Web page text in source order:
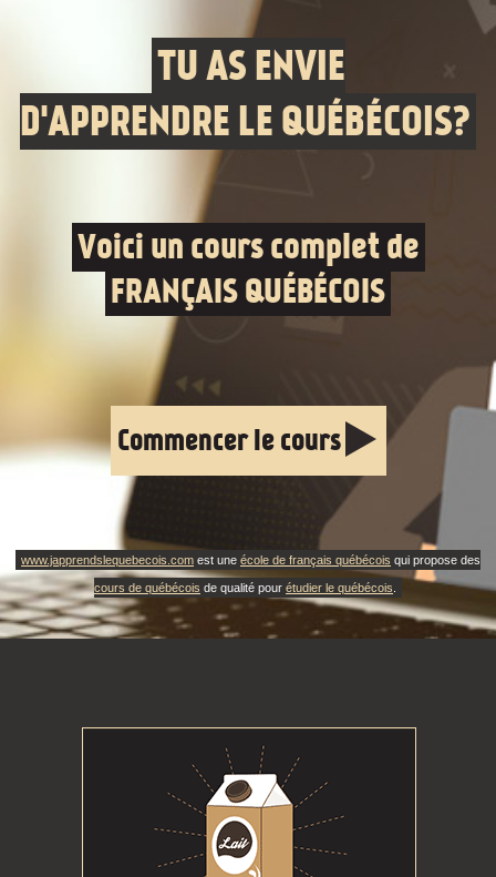
TU AS ENVIE
D'APPRENDRE LE QUÉBÉCOIS?
Voici un cours complet de
FRANÇAIS QUÉBÉCOIS
Commencer le cours
www.japprendslequebecois.com est une école de français québécois qui propose des
cours de québécois de qualité pour étudier le québécois